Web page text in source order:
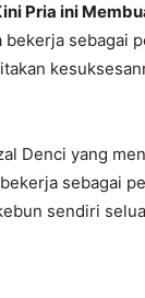
Pria ini
sebagai
Denci yang
sebagai
sendiri